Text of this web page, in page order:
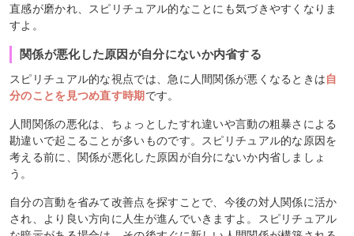
直感が磨かれ、スピリチュアル的なことにも気づきやすくなりま
すよ。
関係が悪化した原因が自分にないか内省する
スピリチュアル的な視点では、急に人間関係が悪くなるときは自
分のことを見つめ直す時期 です。
人間関係の悪化は、ちょっとしたすれ違いや言動の粗暴さによる
勘違いで起こることが多いものです。スピリチュアル的な原因を
考える前に、関係が悪化した原因が自分にないか内省しましょ
う。
自分の言動を省みて改善点を探すことで、今後の対人関係に活か
され、より良い方向に人生が進んでいきますよ。スピリチュアル